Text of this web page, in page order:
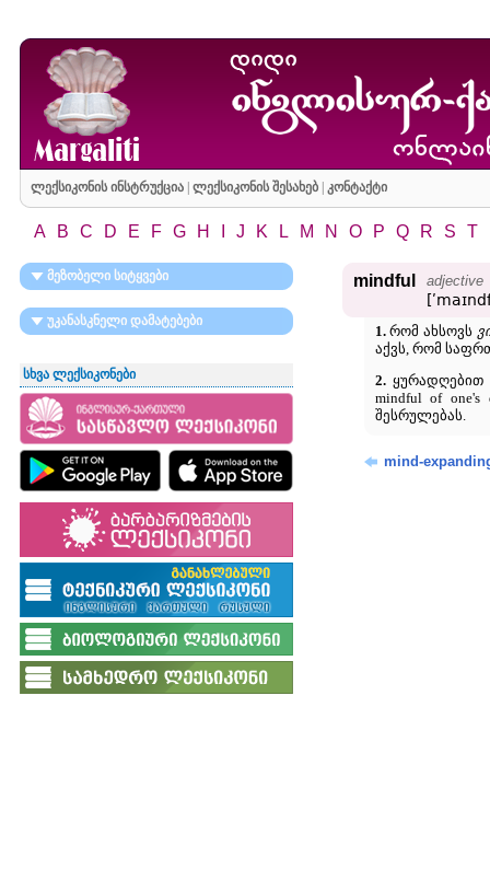
ლექსიკონის ინსტრუქცია| ლექსიკონის შესახებ| კონტაქტი
A B C D E F G H J K L M N O P Q R S T
მეზობელი სიტყვები
უკანასკნელი დამატებები
სხვა ლექსიკონები
mindful adjective
1.რომ ახსოვს
აქვს, რომ
2.ყურადღებით
mindful of one's
შესრულებას.
mind-